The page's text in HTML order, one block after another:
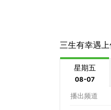
三生有幸遇
星期五
08-07
播出频道